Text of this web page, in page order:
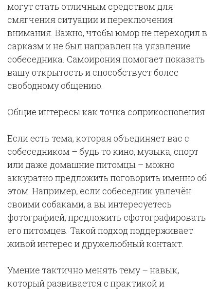
могут стать отличным средством для
смягчения ситуации и переключения
внимания. Важно, чтобы юмор не переходил в
сарказм и не был направлен на уязвление
собеседника. Самоирония помогает показать
вашу открытость и способствует более
свободному общению.
Общие интересы как точка соприкосновения
Если есть тема, которая объединяет вас с
собеседником – будь то кино, музыка, спорт
или даже домашние питомцы – можно
аккуратно предложить поговорить именно об
этом. Например, если собеседник увлечён
своими собаками, а вы интересуетесь
фотографией, предложить сфотографировать
его питомцев. Такой подход поддерживает
живой интерес и дружелюбный контакт.
Умение тактично менять тему – навык,
который развивается с практикой и